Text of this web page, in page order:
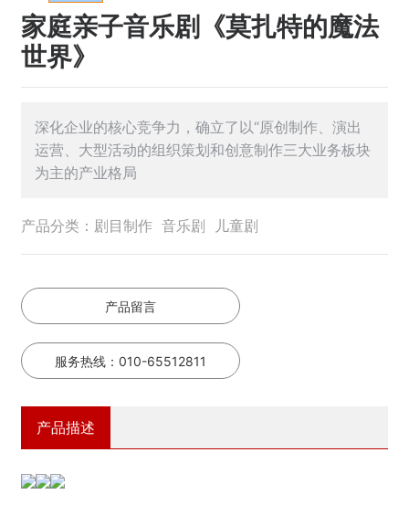
家庭亲子音乐剧《莫扎特的魔法
世界》
深化企业的核心竞争力，确立了以“原创制作、演出
运营、大型活动的组织策划和创意制作三大业务板块
为主的产业格局
产品分类： 剧目制作 音乐剧 儿童剧
产品留言
服务热线：010-65512811
产品描述